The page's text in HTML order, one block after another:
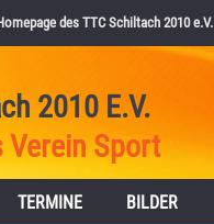
des TTC Schiltach 2010 e.V.
2010 E.V.
Sport
TERMINE BILDER